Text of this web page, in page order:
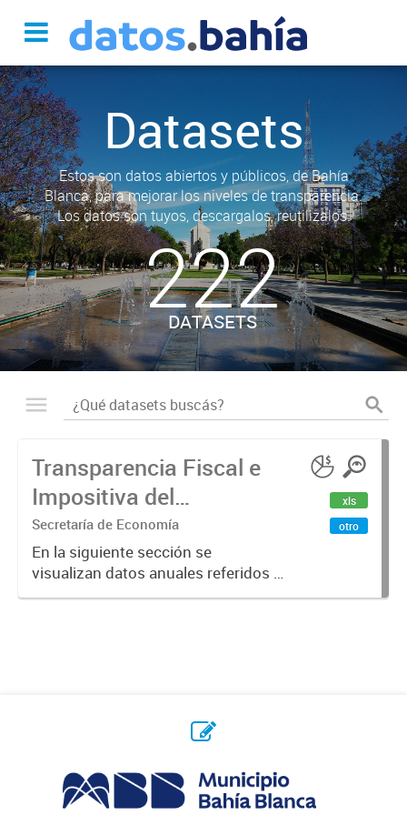
Datasets
Estos son datos abiertos y públicos, de Bahía
Blanca, para mejorar los niveles de transparencia.
Los datos son tuyos, descargalos, reutilizalos.
222
DATASETS
Transparencia Fiscal e
Impositiva del
Municipio. Año 2023
Secretaría de Economía
En la siguiente sección se
visualizan datos anuales referidos a
la transparencia fiscal e impositiva
xls
otro